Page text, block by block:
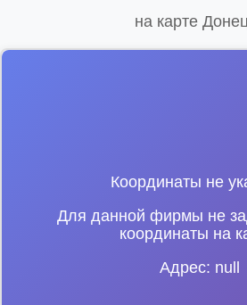
на карте
Координаты не
Для данной фирмы не
координаты на
Адрес: null